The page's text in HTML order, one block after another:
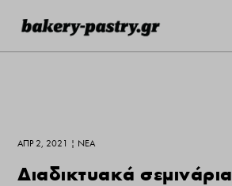
ΑΠΡ 2, 2021 | ΝΕΑ
Διαδικτυακά σεμινάρια